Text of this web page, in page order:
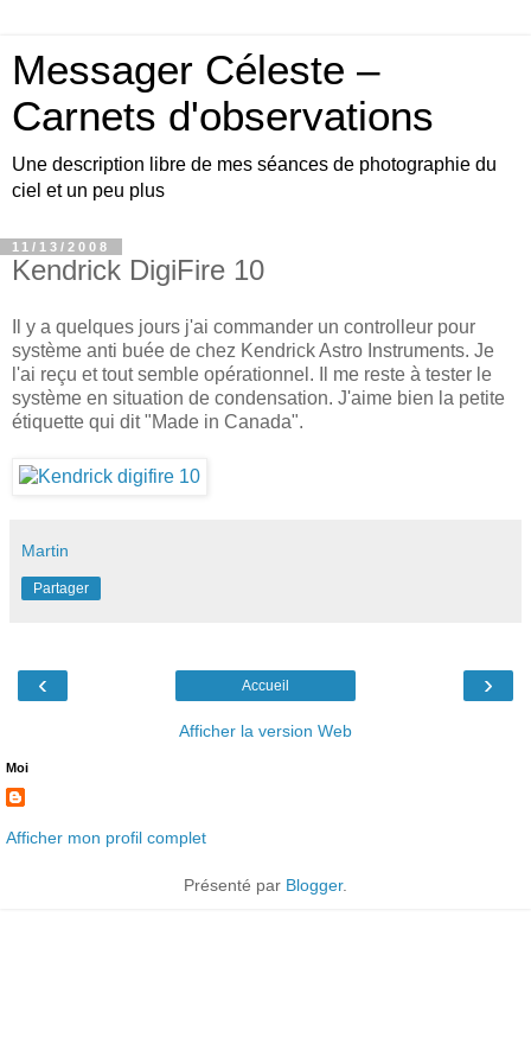
Messager Céleste –
Carnets d'observations
Une description libre de mes séances de photographie du
ciel et un peu plus
11/13/2008
Kendrick DigiFire 10
Il y a quelques jours j'ai commander un controlleur pour
système anti buée de chez Kendrick Astro Instruments. Je
l'ai reçu et tout semble opérationnel. Il me reste à tester le
système en situation de condensation. J'aime bien la petite
étiquette qui dit "Made in Canada".
Martin
Partager
‹ ›
Accueil
Afficher la version Web
Moi
Afficher mon profil complet
Présenté par Blogger.